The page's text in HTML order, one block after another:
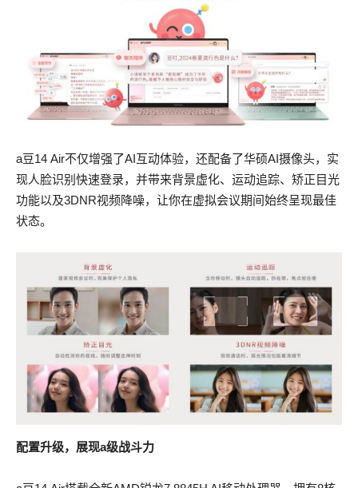
a豆14 Air不仅增强了AI互动体验，还配备了华硕AI摄像头，实
现人脸识别快速登录，并带来背景虚化、运动追踪、矫正目光
功能以及3DNR视频降噪，让你在虚拟会议期间始终呈现最佳
状态。
配置升级，展现a级战斗力